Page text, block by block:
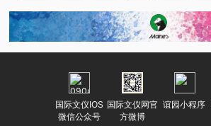
国际文仪IOS
微信公众号
国际文仪网官
方微博
谊园小程序